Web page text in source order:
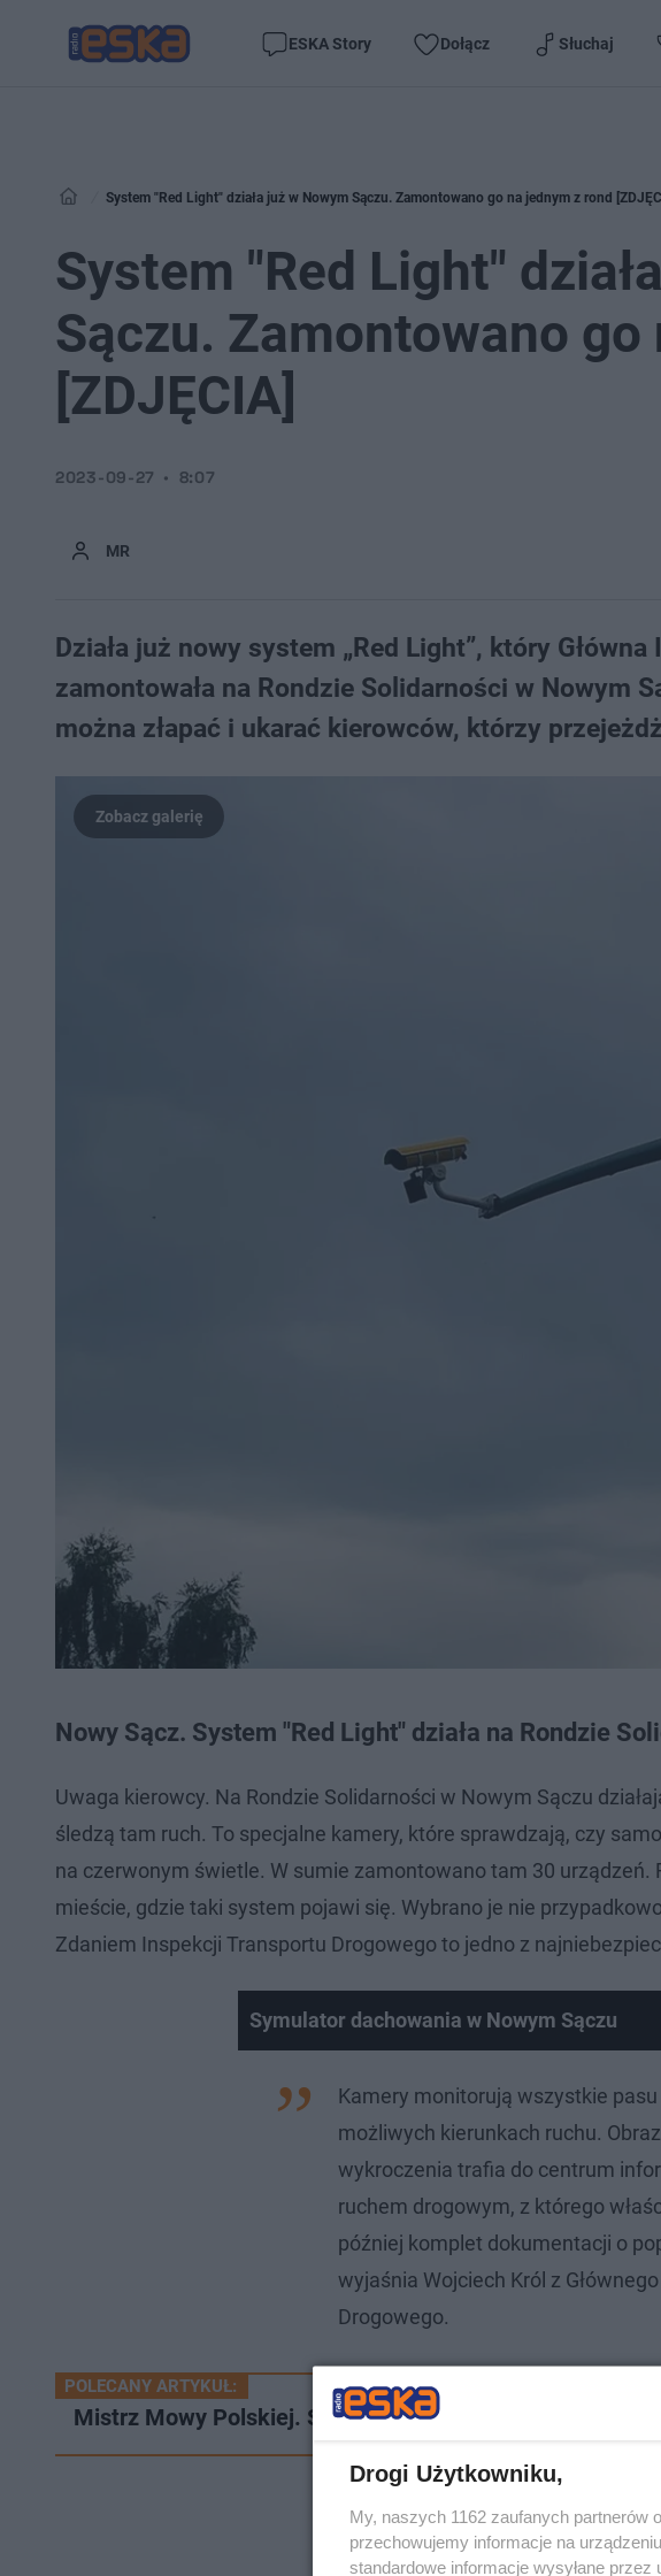
ESKA Story Dołącz Słuchaj
System "Red Light" działa już w Nowym Sączu. Zamontowano go na jednym z rond
System "Red Light"
Sączu. Zamontowano go
[ZDJĘCIA]
MR
2023-09-27 8:07
Działa już nowy system „Red Light”, który
zamontowała na Rondzie Solidarności w Nowym
można złapać i ukarać kierowców, którzy
Nowy Sącz. System "Red Light" działa na Rondzie
Uwaga kierowcy. Na Rondzie Solidarności w Nowym Sączu
śledzą tam ruch. To specjalne kamery, które sprawdzają, czy
na czerwonym świetle. W sumie zamontowano tam 30
mieście, gdzie taki system pojawi się. Wybrano je nie
Zdaniem Inspekcji Transportu Drogowego to jedno z
Symulator dachowania w Nowym Sączu
Kamery monitorują wszystkie
możliwych kierunkach ruchu.
wykroczenia trafia do centrum
ruchem drogowym, z którego
później komplet dokumentacji o
wyjaśnia Wojciech Król z
Drogowego.
POLECANY ARTYKUŁ:
Mistrz Mowy Polskiej. Sądeczanin, Łukasz Połomski
Drogi Użytkowniku,
My, naszych 1162 zaufanych partnerów
przechowujemy informacje na
standardowe informacje wysyłane